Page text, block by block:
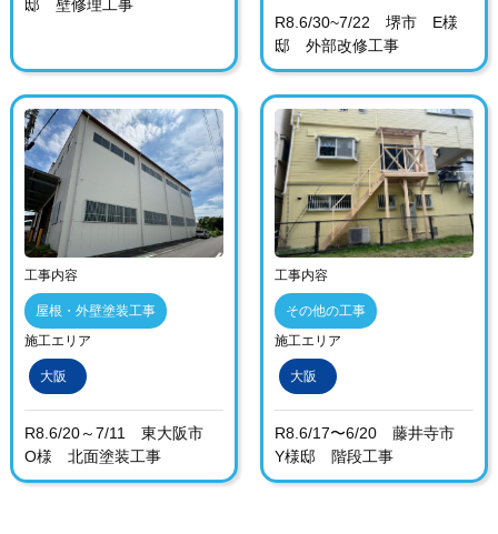
邸 壁修理工事
R8.6/30~7/22 堺市 E様
邸 外部改修工事
工事内容
屋根・外壁塗装工事
施工エリア
大阪
R8.6/20～7/11 東大阪市
O様 北面塗装工事
工事内容
その他の工事
施工エリア
大阪
R8.6/17〜6/20 藤井寺市
Y様邸 階段工事